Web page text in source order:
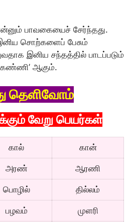
பாவகையைச் சேர்ந்தது.
சொற்களைப் பேசும்
இனிய சந்தத்தில் பாடப்படும்
ஆகும்.
தெளிவோம்
வேறு பெயர்கள்
கால் கான்
அரண் ஆரணி
பொழில் தில்லம்
பழவம் முளரி